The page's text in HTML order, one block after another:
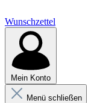
Wunschzettel
Mein Konto
Menü schließen